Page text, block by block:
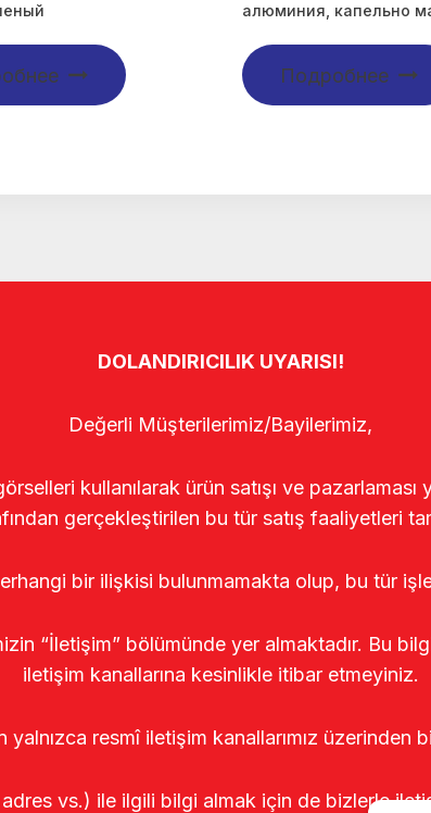
алюминия, капельно
Подробнее
DOLANDIRICILIK UYARISI!
Değerli Müşterilerimiz/Bayilerimiz,
kullanılarak ürün satışı ve pazarlaması
gerçekleştirilen bu tür satış faaliyetleri
bir ilişkisi bulunmamakta olup, bu tür
“İletişim” bölümünde yer almaktadır. Bu
iletişim kanallarına kesinlikle itibar etmeyiniz.
yalnızca resmî iletişim kanallarımız üzerinden
vs.) ile ilgili bilgi almak için de bizlerle